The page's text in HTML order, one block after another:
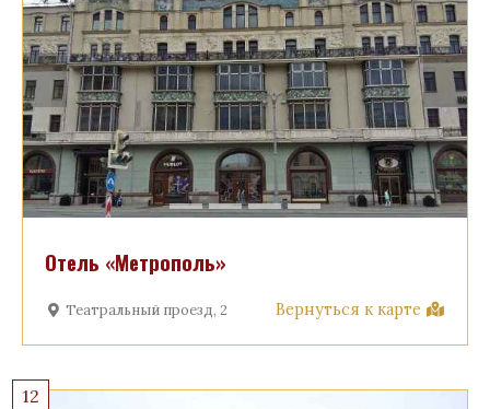
Отель «Метрополь»
Театральный проезд, 2 Вернуться к карте
12